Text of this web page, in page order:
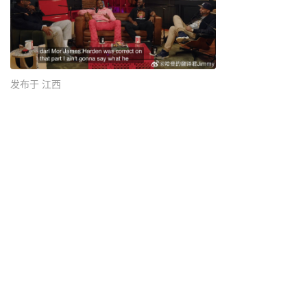
发布于 江西